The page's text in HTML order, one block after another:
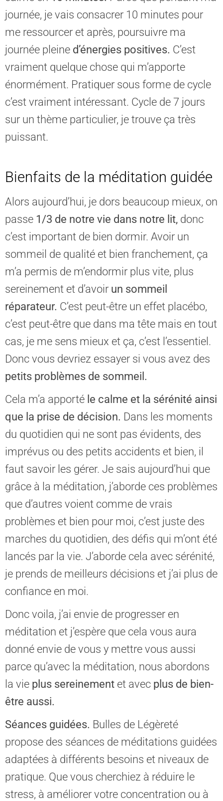
journée, je vais consacrer 10 minutes pour
me ressourcer et après, poursuivre ma
journée pleine d’énergies positives. C’est
vraiment quelque chose qui m’apporte
énormément. Pratiquer sous forme de cycle
c’est vraiment intéressant. Cycle de 7 jours
sur un thème particulier, je trouve ça très
puissant.
Bienfaits de la méditation guidée
Alors aujourd’hui, je dors beaucoup mieux, on
passe 1/3 de notre vie dans notre lit, donc
c’est important de bien dormir. Avoir un
sommeil de qualité et bien franchement, ça
m’a permis de m’endormir plus vite, plus
sereinement et d’avoir un sommeil
réparateur. C’est peut-être un effet placébo,
c’est peut-être que dans ma tête mais en tout
cas, je me sens mieux et ça, c’est l’essentiel.
Donc vous devriez essayer si vous avez des
petits problèmes de sommeil.
Cela m’a apporté le calme et la sérénité ainsi
que la prise de décision. Dans les moments
du quotidien qui ne sont pas évidents, des
imprévus ou des petits accidents et bien, il
faut savoir les gérer. Je sais aujourd’hui que
grâce à la méditation, j’aborde ces problèmes
que d’autres voient comme de vrais
problèmes et bien pour moi, c’est juste des
marches du quotidien, des défis qui m’ont été
lancés par la vie. J’aborde cela avec sérénité,
je prends de meilleurs décisions et j’ai plus de
confiance en moi.
Donc voila, j’ai envie de progresser en
méditation et j’espère que cela vous aura
donné envie de vous y mettre vous aussi
parce qu’avec la méditation, nous abordons
la vie plus sereinement et avec plus de bien-
être aussi.
Séances guidées. Bulles de Légèreté
propose des séances de méditations guidées
adaptées à différents besoins et niveaux de
pratique. Que vous cherchiez à réduire le
stress, à améliorer votre concentration ou à